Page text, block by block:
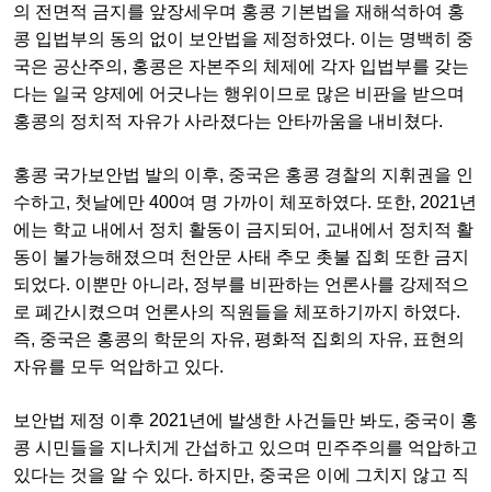
의 전면적 금지를 앞장세우며 홍콩 기본법을 재해석하여 홍
콩 입법부의 동의 없이 보안법을 제정하였다. 이는 명백히 중
국은 공산주의, 홍콩은 자본주의 체제에 각자 입법부를 갖는
다는 일국 양제에 어긋나는 행위이므로 많은 비판을 받으며
홍콩의 정치적 자유가 사라졌다는 안타까움을 내비쳤다.
홍콩 국가보안법 발의 이후, 중국은 홍콩 경찰의 지휘권을 인
수하고, 첫날에만 400여 명 가까이 체포하였다. 또한, 2021년
에는 학교 내에서 정치 활동이 금지되어, 교내에서 정치적 활
동이 불가능해졌으며 천안문 사태 추모 촛불 집회 또한 금지
되었다. 이뿐만 아니라, 정부를 비판하는 언론사를 강제적으
로 폐간시켰으며 언론사의 직원들을 체포하기까지 하였다.
즉, 중국은 홍콩의 학문의 자유, 평화적 집회의 자유, 표현의
자유를 모두 억압하고 있다.
보안법 제정 이후 2021년에 발생한 사건들만 봐도, 중국이 홍
콩 시민들을 지나치게 간섭하고 있으며 민주주의를 억압하고
있다는 것을 알 수 있다. 하지만, 중국은 이에 그치지 않고 직